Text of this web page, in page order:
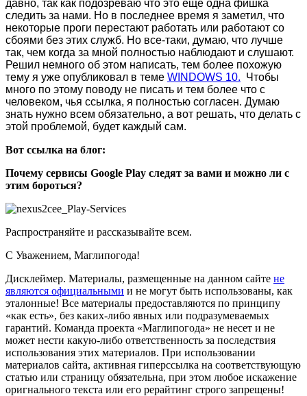
давно, так как подозреваю что это еще одна фишка
следить за нами. Но в последнее время я заметил, что
некоторые проги перестают работать или работают со
сбоями без этих служб. Но все-таки, думаю, что лучше
так, чем когда за мной полностью наблюдают и слушают.
Решил немного об этом написать, тем более похожую
тему я уже опубликовал в теме WINDOWS 10. Чтобы
много по этому поводу не писать и тем более что с
человеком, чья ссылка, я полностью согласен. Думаю
знать нужно всем обязательно, а вот решать, что делать с
этой проблемой, будет каждый сам.
Вот ссылка на блог:
Почему сервисы Google Play следят за вами и можно ли с
этим бороться?
Распространяйте и рассказывайте всем.
С Уважением, Маглипогода!
Дисклеймер. Материалы, размещенные на данном сайте не
являются официальными и не могут быть использованы, как
эталонные! Все материалы предоставляются по принципу
«как есть», без каких-либо явных или подразумеваемых
гарантий. Команда проекта «Маглипогода» не несет и не
может нести какую-либо ответственность за последствия
использования этих материалов. При использовании
материалов сайта, активная гиперссылка на соответствующую
статью или страницу обязательна, при этом любое искажение
оригнального текста или его рерайтинг строго запрещены!